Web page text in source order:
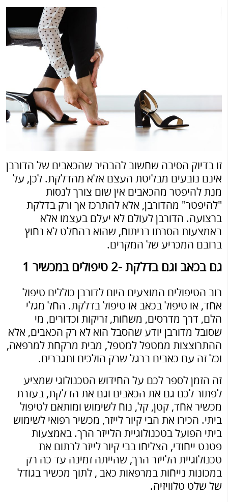
זו בדיוק הסיבה שחשוב להבהיר שהכאבים של הדורבן
אינם נובעים מבליטת העצם אלא מהדלקת. לכן, על
מנת להיפטר מהכאבים אין שום צורך לנסות
"להיפטר" מהדורבן, אלא להתרכז אך ורק בדלקת
ברצועה. הדורבן לעולם לא יעלם בעצמו אלא
באמצעות הסרתו בניתוח, שהוא בהחלט לא נחוץ
ברובם המכריע של המקרים.
גם בכאב וגם בדלקת -2 טיפולים במכשיר 1
רוב הטיפולים המוצעים היום לדורבן כוללים טיפול
אחד, או טיפול בכאב או טיפול בדלקת. החל מגלי
הלם, דרך מדרסים, משחות, זריקות וכדורים, מי
שסובל מדורבן יודע שהסבל הוא לא רק הכאבים, אלא
ההתרוצצות ממטפל למטפל, מבית מרקחת למרפאה,
וכל זה עם כאבים ברגל שרק הולכים ותגברים.
זה הזמן לספר לכם על החידוש הטכנולוגי שמציע
לפתור לכם גם את הכאבים וגם את הדלקת, בעזרת
מכשיר אחד, קטן, קל, נוח לשימוש ומותאם לטיפול
ביתי. הכירו את הבי קיור לייזר, מכשיר רפואי לשימוש
ביתי הפועל בטכנולוגיית הלייזר הרך. באמצעות
פטנט ייחודי, הצליחו בבי קיור לייזר לרתום את
טכנולוגיית הלייזר הרך, שהייתה זמינה עד כה רק
במכונות נייחות במרפאות כאב , לתוך מכשיר בגודל
של שלט טלוויזיה.